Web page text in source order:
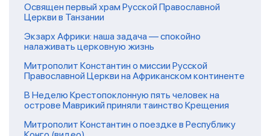
Освящен первый храм Русской Православной
Церкви в Танзании
Экзарх Африки: наша задача — спокойно
налаживать церковную жизнь
Митрополит Константин о миссии Русской
Православной Церкви на Африканском континенте
В Неделю Крестопоклонную пять человек на
острове Маврикий приняли таинство Крещения
Митрополит Константин о поездке в Республику